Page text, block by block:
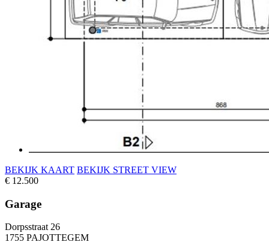
BEKĲK KAART BEKĲK STREET VIEW
€ 12.500
Garage
Dorpsstraat 26
1755 PAJOTTEGEM